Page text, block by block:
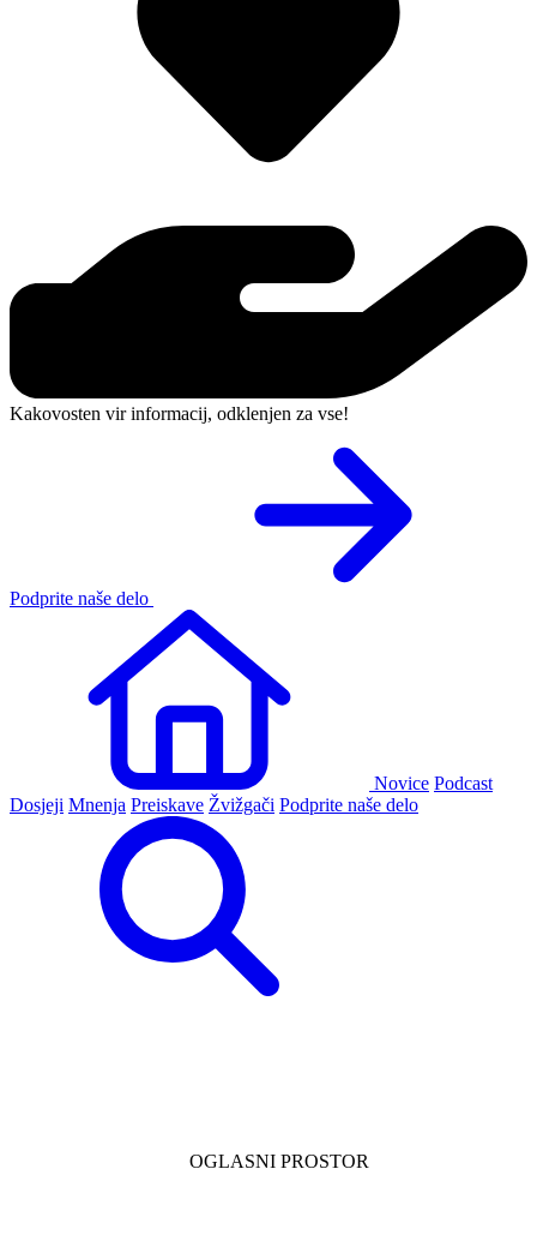
Kakovosten vir informacij, odklenjen za vse!
Podprite naše delo
Novice Podcast
Dosjeji Mnenja Preiskave Žvižgači Podprite naše delo